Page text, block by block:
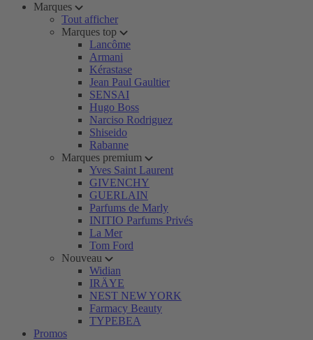
Marques
Tout afficher
Marques top
Lancôme
Armani
Kérastase
Jean Paul Gaultier
SENSAI
Hugo Boss
Narciso Rodriguez
Shiseido
Rabanne
Marques premium
Yves Saint Laurent
GIVENCHY
GUERLAIN
Parfums de Marly
INITIO Parfums Privés
La Mer
Tom Ford
Nouveau
Widian
IRÄYE
NEST NEW YORK
Farmacy Beauty
TYPEBEA
Promos